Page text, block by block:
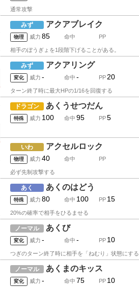
通常攻撃
みず アクアブレイク
物理 威力 85 命中 PP
相手のぼうぎょを1段階下げることがある。
みず アクアリング
変化 威力 - 命中 - PP 20
ターン終了時に最大HPの1/16を回復する
ドラゴン あくうせつだん
特殊 威力 100 命中 95 PP5
いわ アクセルロック
物理 威力 40 命中 PP
必ず先制攻撃する
あく あくのはどう
特殊 威力 80 命中 100 PP 15
20%の確率で相手をひるませる
ノーマル あくび
変化 威力 - 命中 - PP 10
つぎのターン終了時に相手を「ねむり」状態にする
ノーマル あくまのキッス
変化 威力 - 命中 75 PP 10